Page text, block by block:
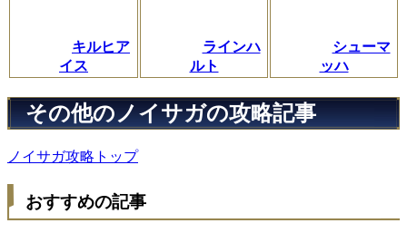
キルヒア
イス
ラインハ
ルト
シューマ
ッハ
その他のノイサガの攻略記事
ノイサガ攻略トップ
おすすめの記事